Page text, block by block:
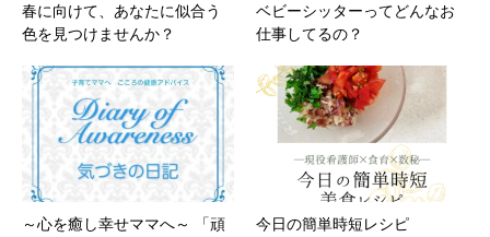
春に向けて、あなたに似合う
色を見つけませんか？
ベビーシッターってどんなお
仕事してるの？
～心を癒し幸せママへ～ 「頑
今日の簡単時短レシピ